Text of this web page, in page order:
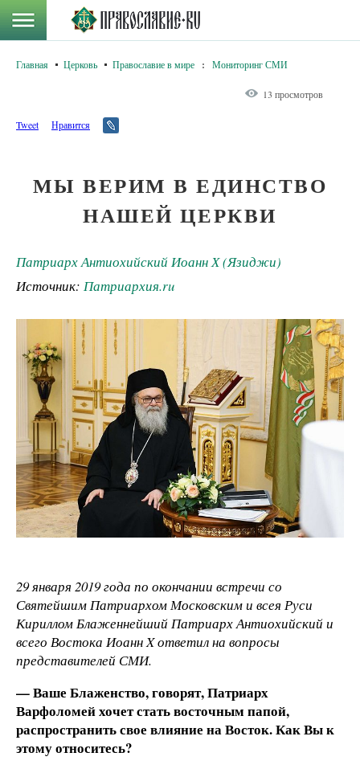
Главная Церковь Православие в мире : Мониторинг СМИ
13 просмотров
Tweet Нравится
МЫ ВЕРИМ В ЕДИНСТВО
НАШЕЙ ЦЕРКВИ
Патриарх Антиохийский Иоанн Х (Язиджи)
Источник: Патриархия.ru
29 января 2019 года по окончании встречи со
Святейшим Патриархом Московским и всея Руси
Кириллом Блаженнейший Патриарх Антиохийский и
всего Востока Иоанн X ответил на вопросы
представителей СМИ.
— Ваше Блаженство, говорят, Патриарх
Варфоломей хочет стать восточным папой,
распространить свое влияние на Восток. Как Вы к
этому относитесь?